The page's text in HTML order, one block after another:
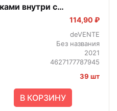
внутри с
114,90 ₽
deVENTE
Без названия
2021
4627177787945
39 шт
В КОРЗИНУ